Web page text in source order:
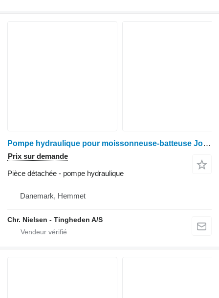
Pompe hydraulique pour moissonneuse-batteuse John Deere 1085
Prix sur demande
Pièce détachée - pompe hydraulique
Danemark, Hemmet
Chr. Nielsen - Tingheden A/S